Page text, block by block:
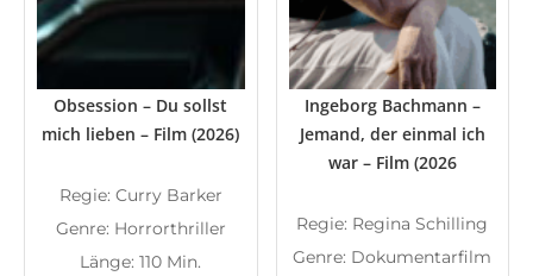
Obsession – Du sollst
mich lieben – Film (2026)
Regie: Curry Barker
Genre: Horrorthriller
Länge: 110 Min.
Ingeborg Bachmann –
Jemand, der einmal ich
war – Film (2026
Regie: Regina Schilling
Genre: Dokumentarfilm